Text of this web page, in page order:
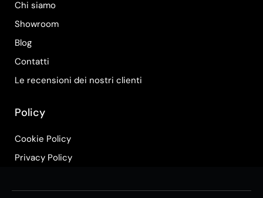
Chi siamo
Showroom
Blog
Contatti
Le recensioni dei nostri clienti
Policy
Cookie Policy
Privacy Policy